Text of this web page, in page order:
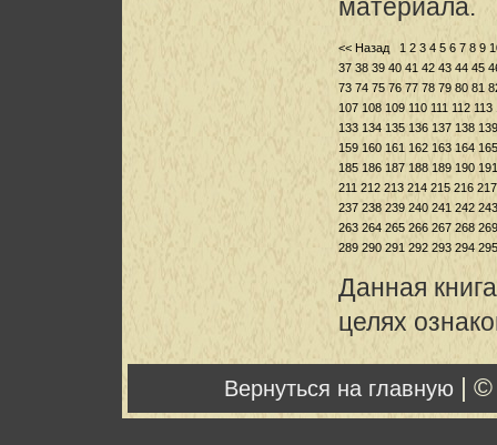
материала.
<< Назад 1 2 3 4 5 6 7 8 9
37 38 39 40 41 42 43 44 45
73 74 75 76 77 78 79 80 81
107 108 109 110 111 112 113
133 134 135 136 137 138 139
159 160 161 162 163 164 165
185 186 187 188 189 190 191
211 212 213 214 215 216 217
237 238 239 240 241 242 243
263 264 265 266 267 268 269
289 290 291 292 293 294 295
Данная
целях
Вернуться на главную |